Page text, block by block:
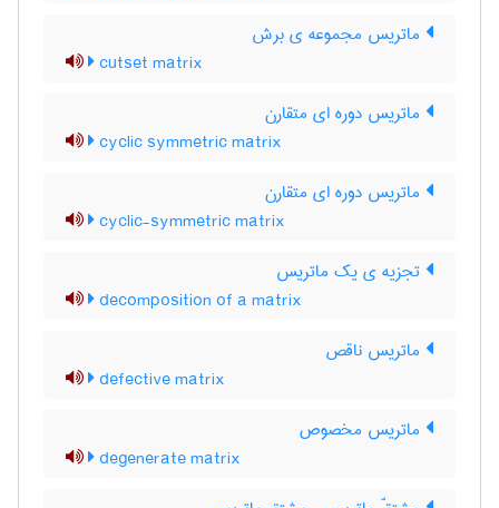
ماتریس مجموعه ی برش
cutset matrix
ماتریس دوره ای متقارن
cyclic symmetric matrix
ماتریس دوره ای متقارن
cyclic-symmetric matrix
تجزیه ی یک ماتریس
decomposition of a matrix
ماتریس ناقص
defective matrix
ماتریس مخصوص
degenerate matrix